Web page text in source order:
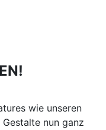
wie unseren
nun ganz